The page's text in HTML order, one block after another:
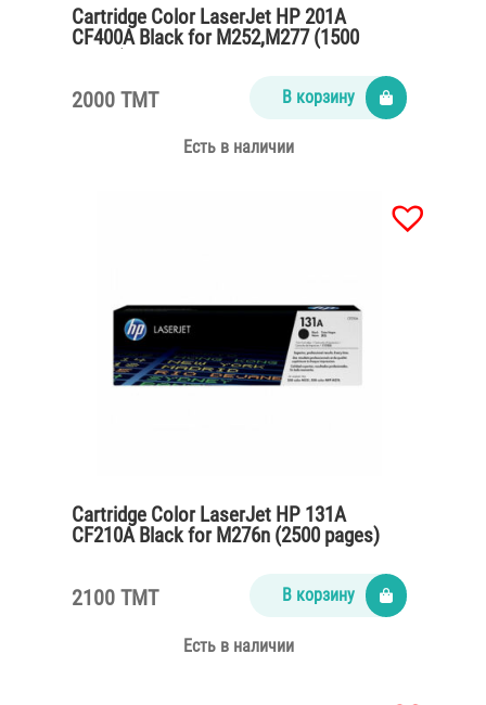
Cartridge Color LaserJet HP 201A
CF400A Black for M252,M277 (1500
2000 TMT В корзину
Есть в наличии
Cartridge Color LaserJet HP 131A
CF210A Black for M276n (2500 pages)
2100 TMT В корзину
Есть в наличии